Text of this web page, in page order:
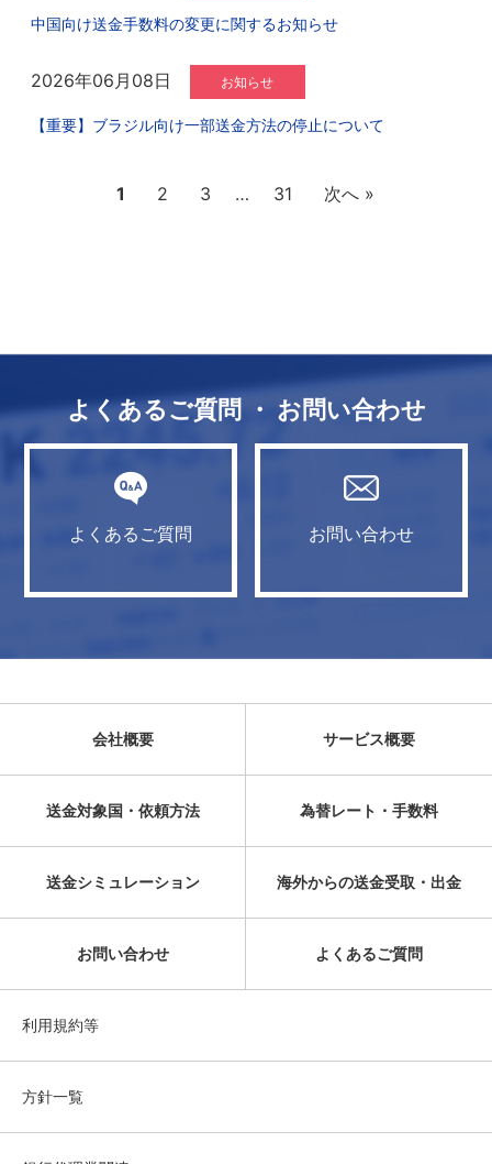
中国向け送金手数料の変更に関するお知らせ
2026年06月08日 お知らせ
【重要】ブラジル向け一部送金方法の停止について
1 2 3 … 31 次へ »
よくあるご質問 ・ お問い合わせ
よくあるご質問 お問い合わせ
会社概要 サービス概要
送金対象国・依頼方法 為替レート・手数料
送金シミュレーション 海外からの送金受取・出金
お問い合わせ よくあるご質問
利用規約等
方針一覧